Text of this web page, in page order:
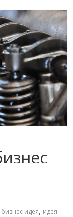
бизнес идея, идея